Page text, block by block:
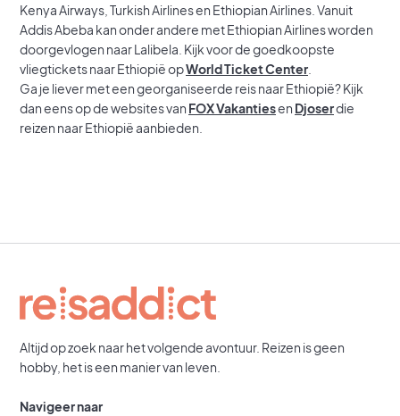
Kenya Airways, Turkish Airlines en Ethiopian Airlines. Vanuit
Addis Abeba kan onder andere met Ethiopian Airlines worden
doorgevlogen naar Lalibela. Kijk voor de goedkoopste
vliegtickets naar Ethiopië opWorld Ticket Center
Ga je liever met een georganiseerde reis naar Ethiopië? Kijk
dan eens op de websites van FOX Vakantiesen Djoserdie
reizen naar Ethiopië aanbieden.
Altijd op zoek naar het volgende avontuur. Reizen is geen
hobby, het is een manier van leven.
Navigeer naar